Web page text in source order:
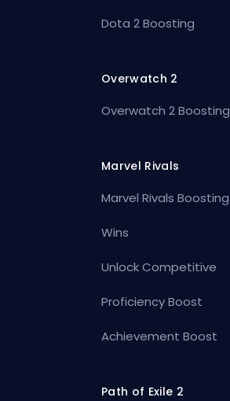
Dota 2 Boosting
Overwatch 2
Overwatch 2 Boosting
Marvel Rivals
Marvel Rivals Boosting
Wins
Unlock Competitive
Proficiency Boost
Achievement Boost
Path of Exile 2